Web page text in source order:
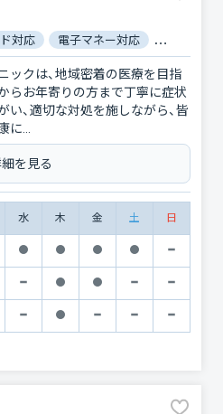
対応 電子マネー対応 マイナ保
ックは、地域密着の医療を目指
らお年寄りの方まで丁寧に症状
い、適切な対処を施しながら、皆
に...
を見る
水 木 金 土 日